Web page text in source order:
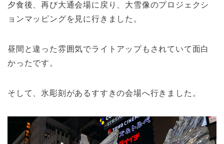
夕食後、再び大通会場に戻り、大雪像のプロジェクシ
ョンマッピングを見に行きました。
昼間と違った雰囲気でライトアップもされていて面白
かったです。
そして、氷彫刻があるすすきの会場へ行きました。